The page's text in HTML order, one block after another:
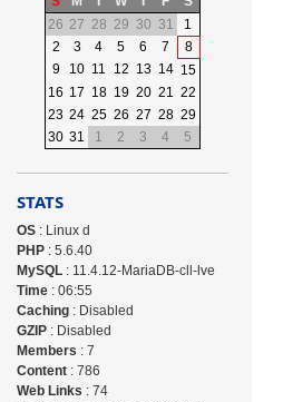
26 27 28 29 30 31
1
2
3 4 5 6 7
8
9
10 11 12 13 14 15
16 17 18 19 20 21 22
23 24 25 26 27 28 29
30 31 1 2 3 4 5
STATS
OS: Linux d
PHP: 5.6.40
MySQL: 11.4.12-MariaDB-cll-lve
Time: 06:55
Caching: Disabled
GZIP: Disabled
Members : 7
Content: 786
Web Links : 74